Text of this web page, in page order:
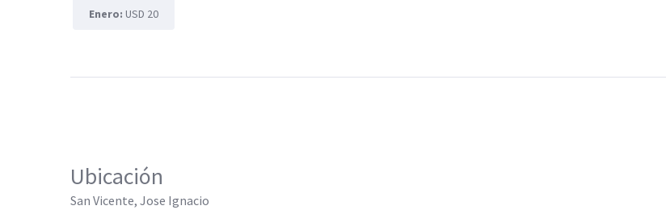
Enero: USD 20
Ubicación
San Vicente, Jose Ignacio